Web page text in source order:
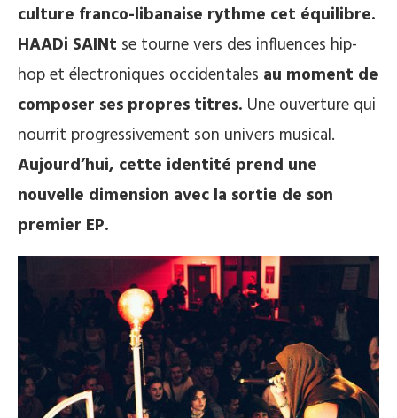
culture franco-libanaise rythme cet équilibre.
HAADi SAINt se tourne vers des influences hip-
hop et électroniques occidentales au moment de
composer ses propres titres. Une ouverture qui
nourrit progressivement son univers musical.
Aujourd’hui, cette identité prend une
nouvelle dimension avec la sortie de son
premier EP.